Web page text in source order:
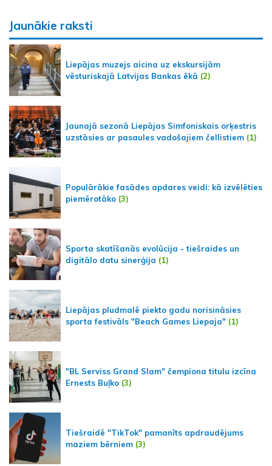
Jaunākie raksti
Liepājas muzejs aicina uz ekskursijām
vēsturiskajā Latvijas Bankas ēkā (2)
Jaunajā sezonā Liepājas Simfoniskais orķestris
uzstāsies ar pasaules vadošajiem čellistiem (1)
Populārākie fasādes apdares veidi: kā izvēlēties
piemērotāko (3)
Sporta skatīšanās evolūcija - tiešraides un
digitālo datu sinerģija (1)
Liepājas pludmalē piekto gadu norisināsies
sporta festivāls "Beach Games Liepaja" (1)
"BL Serviss Grand Slam" čempiona titulu izcīna
Ernests Buļko (3)
Tiešraidē "TikTok" pamanīts apdraudējums
maziem bērniem (3)